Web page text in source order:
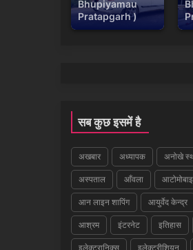
Bhupiyamau
Pratapgarh )
सब कुछ इसमें है
अखबार अध्यापक अनोखे
अस्पताल आँवला
आन लाइन शापिंग आयुर्वेद केन्द्र
आश्रम इंटरनेट इतिहास
इलेक्ट्रानिक्स इलेक्ट्रीशियन